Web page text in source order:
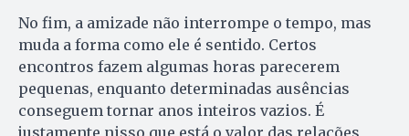
No fim, a amizade não interrompe o tempo, mas
muda a forma como ele é sentido. Certos
encontros fazem algumas horas parecerem
pequenas, enquanto determinadas ausências
conseguem tornar anos inteiros vazios. É